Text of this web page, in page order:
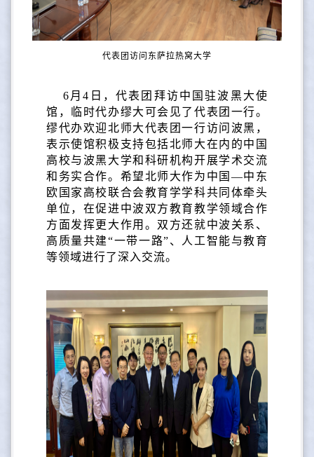
代表团访问东萨拉热窝大学
6月4日，代表团拜访中国驻波黑大使
馆，临时代办缪大可会见了代表团一行。
缪代办欢迎北师大代表团一行访问波黑，
表示使馆积极支持包括北师大在内的中国
高校与波黑大学和科研机构开展学术交流
和务实合作。希望北师大作为中国—中东
欧国家高校联合会教育学学科共同体牵头
单位，在促进中波双方教育教学领域合作
方面发挥更大作用。双方还就中波关系、
高质量共建“一带一路”、人工智能与教育
等领域进行了深入交流。